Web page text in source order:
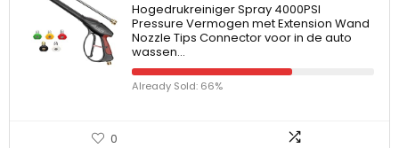
Hogedrukreiniger Spray 4000PSI
Pressure Vermogen met Extension Wand
Nozzle Tips Connector voor in de auto
wassen…
Already Sold: 66%
0